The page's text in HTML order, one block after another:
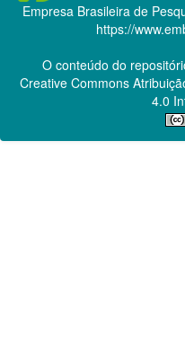
Empresa Brasileira de
https://
O conteúdo do
Creative Commons
4.0